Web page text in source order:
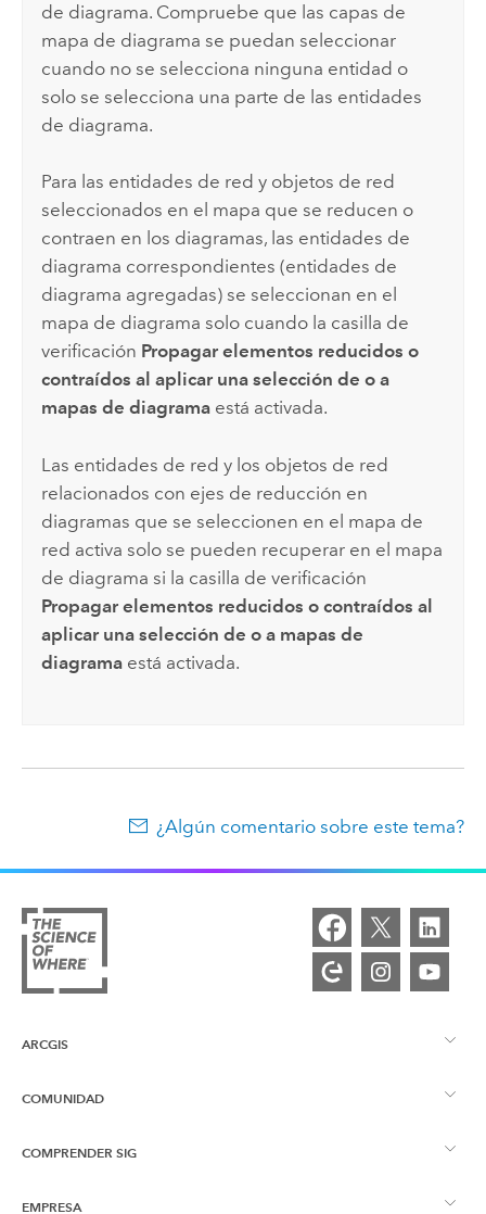
de diagrama. Compruebe que las capas de
mapa de diagrama se puedan seleccionar
cuando no se selecciona ninguna entidad o
solo se selecciona una parte de las entidades
de diagrama.
Para las entidades de red y objetos de red
seleccionados en el mapa que se reducen o
contraen en los diagramas, las entidades de
diagrama correspondientes (entidades de
diagrama agregadas) se seleccionan en el
mapa de diagrama solo cuando la casilla de
verificación Propagar elementos reducidos o
contraídos al aplicar una selección de o a
mapas de diagrama está activada.
Las entidades de red y los objetos de red
relacionados con ejes de reducción en
diagramas que se seleccionen en el mapa de
red activa solo se pueden recuperar en el mapa
de diagrama si la casilla de verificación
Propagar elementos reducidos o contraídos al
aplicar una selección de o a mapas de
diagrama está activada.
¿Algún comentario sobre este tema?
ARCGIS
Descripción general de ArcGIS
Representación cartográfica
COMUNIDAD
Comunidad de Esri
COMPRENDER SIG
¿Qué son los SIG?
EMPRESA